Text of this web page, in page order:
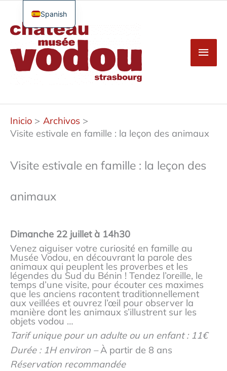
Saltar
contenido
Inicio
Archivos
Visite estivale en famille : la leçon des animaux
Visite estivale en famille : la leçon des
animaux
Dimanche 22 juillet à 14h30
Venez aiguiser votre curiosité en famille au
Musée Vodou, en découvrant la parole des
animaux qui peuplent les proverbes et les
légendes du Sud du Bénin ! Tendez l’oreille, le
temps d’une visite, pour écouter ces maximes
que les anciens racontent traditionnellement
aux veillées et ouvrez l’œil pour observer la
manière dont les animaux s’illustrent sur les
objets vodou …
Tarifunique pour un adulte ou un enfant ​: 11€
Durée : 1H environ –À partir de 8 ans​
Réservation recommandée
Spanish
French
English
German